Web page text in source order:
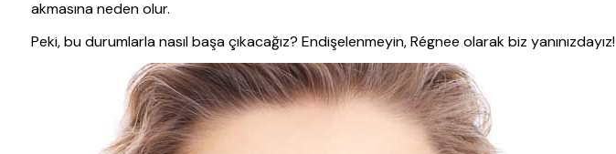
akmasına neden olur.
Peki, bu durumlarla nasıl başa çıkacağız? Endişelenmeyin, Régnee olarak biz yanınızdayız!